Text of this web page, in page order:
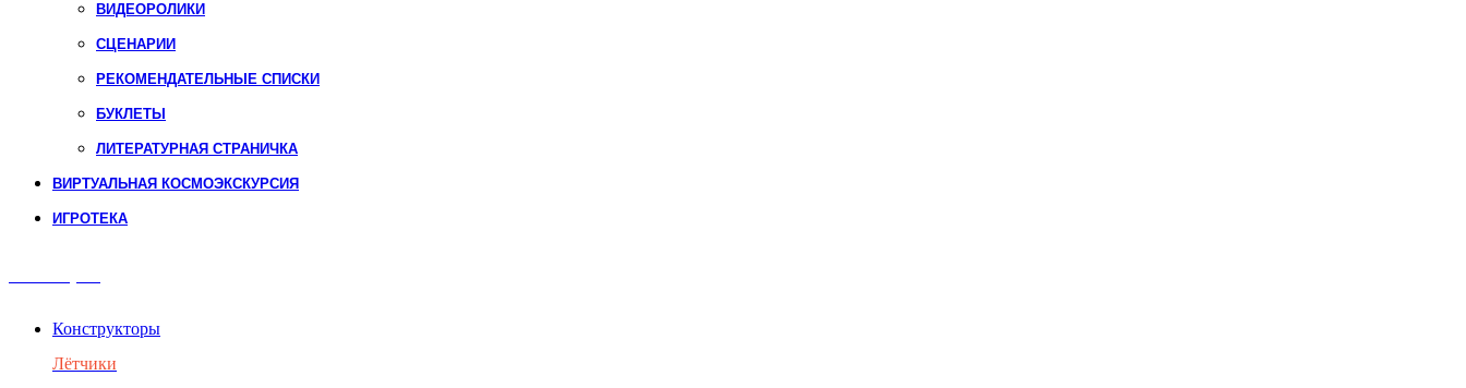
ВИДЕОРОЛИКИ
СЦЕНАРИИ
РЕКОМЕНДАТЕЛЬНЫЕ СПИСКИ
БУКЛЕТЫ
ЛИТЕРАТУРНАЯ СТРАНИЧКА
ВИРТУАЛЬНАЯ КОСМОЭКСКУРСИЯ
ИГРОТЕКА
Конструкторы
Лётчики